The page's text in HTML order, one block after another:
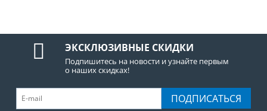
ЭКСКЛЮЗИВНЫЕ СКИДКИ
Подпишитесь на новости и узнайте первым
о наших скидках!
ПОДПИСАТЬСЯ